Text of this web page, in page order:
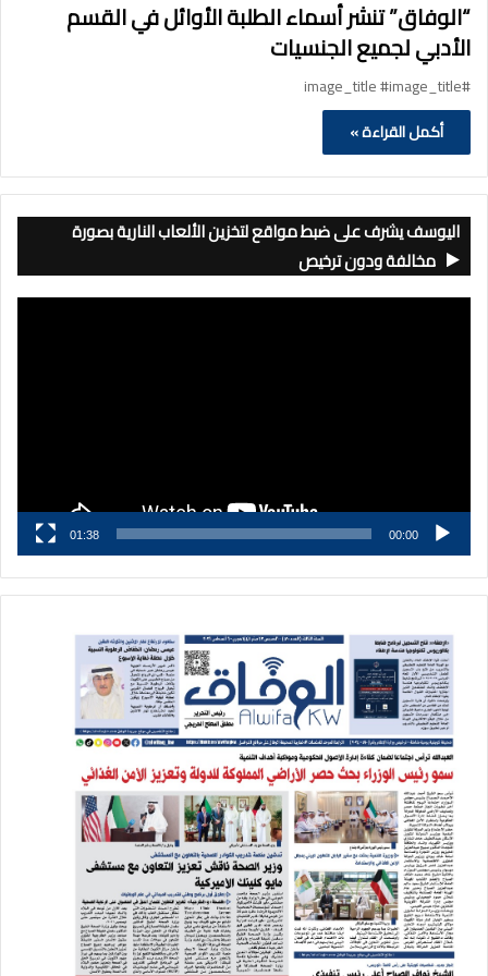
“الوفاق” تنشر أسماء الطلبة الأوائل في القسم
الأدبي لجميع الجنسيات
#image_title #image_title
أكمل القراءة »
اليوسف يشرف على ضبط مواقع لتخزين الألعاب النارية بصورة
مخالفة ودون ترخيص
00:00
01:38